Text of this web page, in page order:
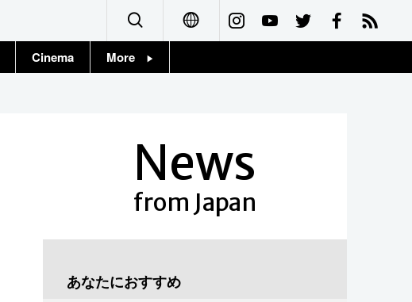
Français
Cinema More
News
from Japan
あなたにおすすめ